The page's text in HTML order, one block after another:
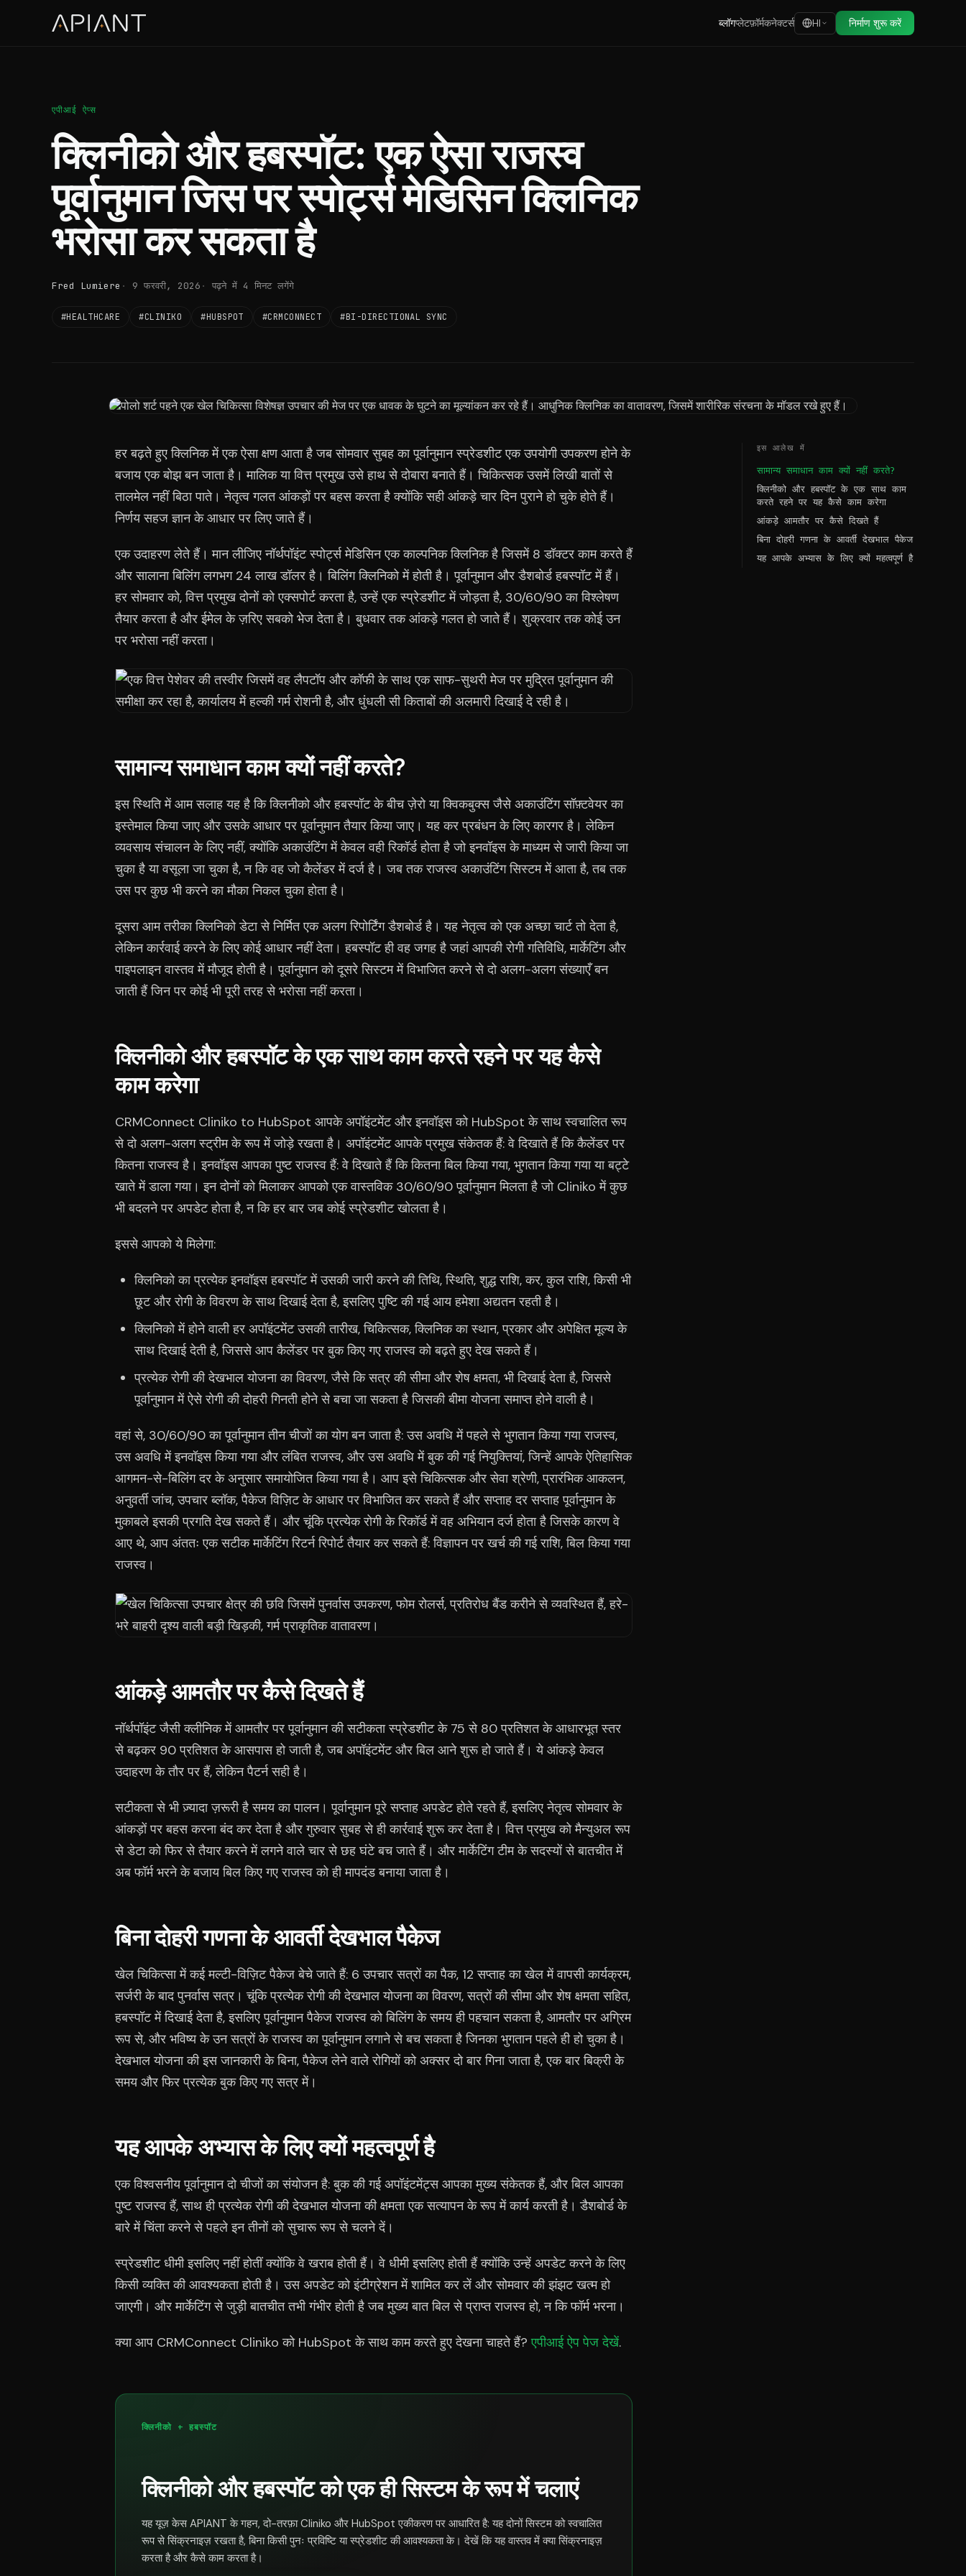
ब्लॉगप्लेटफ़ॉर्मकनेक्टर्स HI निर्माण शुरू करें
एपीआई ऐप्स
क्लिनीको और हबस्पॉट: एक ऐसा राजस्व
पूर्वानुमान जिस पर स्पोर्ट्स मेडिसिन क्लिनिक
भरोसा कर सकता है
Fred Lumiere 9 फरवरी, 2026 पढ़ने में 4 मिनट लगेंगे
#HEALTHCARE #CLINIKO #HUBSPOT #CRMCONNECT #BI-DIRECTIONAL SYNC
हर बढ़ते हुए क्लिनिक में एक ऐसा क्षण आता है जब सोमवार सुबह का पूर्वानुमान स्प्रेडशीट एक उपयोगी उपकरण होने के
बजाय एक बोझ बन जाता है। मालिक या वित्त प्रमुख उसे हाथ से दोबारा बनाते हैं। चिकित्सक उसमें लिखी बातों से
तालमेल नहीं बिठा पाते। नेतृत्व गलत आंकड़ों पर बहस करता है क्योंकि सही आंकड़े चार दिन पुराने हो चुके होते हैं।
निर्णय सहज ज्ञान के आधार पर लिए जाते हैं।
एक उदाहरण लेते हैं। मान लीजिए नॉर्थपॉइंट स्पोर्ट्स मेडिसिन एक काल्पनिक क्लिनिक है जिसमें 8 डॉक्टर काम करते हैं
और सालाना बिलिंग लगभग 24 लाख डॉलर है। बिलिंग क्लिनिको में होती है। पूर्वानुमान और डैशबोर्ड हबस्पॉट में हैं।
हर सोमवार को, वित्त प्रमुख दोनों को एक्सपोर्ट करता है, उन्हें एक स्प्रेडशीट में जोड़ता है, 30/60/90 का विश्लेषण
तैयार करता है और ईमेल के ज़रिए सबको भेज देता है। बुधवार तक आंकड़े गलत हो जाते हैं। शुक्रवार तक कोई उन
पर भरोसा नहीं करता।
सामान्य समाधान काम क्यों नहीं करते?
इस स्थिति में आम सलाह यह है कि क्लिनीको और हबस्पॉट के बीच ज़ेरो या क्विकबुक्स जैसे अकाउंटिंग सॉफ़्टवेयर का
इस्तेमाल किया जाए और उसके आधार पर पूर्वानुमान तैयार किया जाए। यह कर प्रबंधन के लिए कारगर है। लेकिन
व्यवसाय संचालन के लिए नहीं, क्योंकि अकाउंटिंग में केवल वही रिकॉर्ड होता है जो इनवॉइस के माध्यम से जारी किया जा
चुका है या वसूला जा चुका है, न कि वह जो कैलेंडर में दर्ज है। जब तक राजस्व अकाउंटिंग सिस्टम में आता है, तब तक
उस पर कुछ भी करने का मौका निकल चुका होता है।
दूसरा आम तरीका क्लिनिको डेटा से निर्मित एक अलग रिपोर्टिंग डैशबोर्ड है। यह नेतृत्व को एक अच्छा चार्ट तो देता है,
लेकिन कार्रवाई करने के लिए कोई आधार नहीं देता। हबस्पॉट ही वह जगह है जहां आपकी रोगी गतिविधि, मार्केटिंग और
पाइपलाइन वास्तव में मौजूद होती है। पूर्वानुमान को दूसरे सिस्टम में विभाजित करने से दो अलग-अलग संख्याएँ बन
जाती हैं जिन पर कोई भी पूरी तरह से भरोसा नहीं करता।
क्लिनीको और हबस्पॉट के एक साथ काम करते रहने पर यह कैसे
काम करेगा
CRMConnect Cliniko to HubSpot आपके अपॉइंटमेंट और इनवॉइस को HubSpot के साथ स्वचालित रूप
से दो अलग-अलग स्ट्रीम के रूप में जोड़े रखता है। अपॉइंटमेंट आपके प्रमुख संकेतक हैं: वे दिखाते हैं कि कैलेंडर पर
कितना राजस्व है। इनवॉइस आपका पुष्ट राजस्व हैं: वे दिखाते हैं कि कितना बिल किया गया, भुगतान किया गया या बट्टे
खाते में डाला गया। इन दोनों को मिलाकर आपको एक वास्तविक 30/60/90 पूर्वानुमान मिलता है जो Cliniko में कुछ
भी बदलने पर अपडेट होता है, न कि हर बार जब कोई स्प्रेडशीट खोलता है।
इससे आपको ये मिलेगा:
क्लिनिको का प्रत्येक इनवॉइस हबस्पॉट में उसकी जारी करने की तिथि, स्थिति, शुद्ध राशि, कर, कुल राशि, किसी भी
छूट और रोगी के विवरण के साथ दिखाई देता है, इसलिए पुष्टि की गई आय हमेशा अद्यतन रहती है।
क्लिनिको में होने वाली हर अपॉइंटमेंट उसकी तारीख, चिकित्सक, क्लिनिक का स्थान, प्रकार और अपेक्षित मूल्य के
साथ दिखाई देती है, जिससे आप कैलेंडर पर बुक किए गए राजस्व को बढ़ते हुए देख सकते हैं।
प्रत्येक रोगी की देखभाल योजना का विवरण, जैसे कि सत्र की सीमा और शेष क्षमता, भी दिखाई देता है, जिससे
पूर्वानुमान में ऐसे रोगी की दोहरी गिनती होने से बचा जा सकता है जिसकी बीमा योजना समाप्त होने वाली है।
वहां से, 30/60/90 का पूर्वानुमान तीन चीजों का योग बन जाता है: उस अवधि में पहले से भुगतान किया गया राजस्व,
उस अवधि में इनवॉइस किया गया और लंबित राजस्व, और उस अवधि में बुक की गई नियुक्तियां, जिन्हें आपके ऐतिहासिक
आगमन-से-बिलिंग दर के अनुसार समायोजित किया गया है। आप इसे चिकित्सक और सेवा श्रेणी, प्रारंभिक आकलन,
अनुवर्ती जांच, उपचार ब्लॉक, पैकेज विज़िट के आधार पर विभाजित कर सकते हैं और सप्ताह दर सप्ताह पूर्वानुमान के
मुकाबले इसकी प्रगति देख सकते हैं। और चूंकि प्रत्येक रोगी के रिकॉर्ड में वह अभियान दर्ज होता है जिसके कारण वे
आए थे, आप अंततः एक सटीक मार्केटिंग रिटर्न रिपोर्ट तैयार कर सकते हैं: विज्ञापन पर खर्च की गई राशि, बिल किया गया
राजस्व।
आंकड़े आमतौर पर कैसे दिखते हैं
नॉर्थपॉइंट जैसी क्लीनिक में आमतौर पर पूर्वानुमान की सटीकता स्प्रेडशीट के 75 से 80 प्रतिशत के आधारभूत स्तर
से बढ़कर 90 प्रतिशत के आसपास हो जाती है, जब अपॉइंटमेंट और बिल आने शुरू हो जाते हैं। ये आंकड़े केवल
उदाहरण के तौर पर हैं, लेकिन पैटर्न सही है।
सटीकता से भी ज़्यादा ज़रूरी है समय का पालन। पूर्वानुमान पूरे सप्ताह अपडेट होते रहते हैं, इसलिए नेतृत्व सोमवार के
आंकड़ों पर बहस करना बंद कर देता है और गुरुवार सुबह से ही कार्रवाई शुरू कर देता है। वित्त प्रमुख को मैन्युअल रूप
से डेटा को फिर से तैयार करने में लगने वाले चार से छह घंटे बच जाते हैं। और मार्केटिंग टीम के सदस्यों से बातचीत में
अब फॉर्म भरने के बजाय बिल किए गए राजस्व को ही मापदंड बनाया जाता है।
बिना दोहरी गणना के आवर्ती देखभाल पैकेज
खेल चिकित्सा में कई मल्टी-विज़िट पैकेज बेचे जाते हैं: 6 उपचार सत्रों का पैक, 12 सप्ताह का खेल में वापसी कार्यक्रम,
सर्जरी के बाद पुनर्वास सत्र। चूंकि प्रत्येक रोगी की देखभाल योजना का विवरण, सत्रों की सीमा और शेष क्षमता सहित,
हबस्पॉट में दिखाई देता है, इसलिए पूर्वानुमान पैकेज राजस्व को बिलिंग के समय ही पहचान सकता है, आमतौर पर अग्रिम
रूप से, और भविष्य के उन सत्रों के राजस्व का पूर्वानुमान लगाने से बच सकता है जिनका भुगतान पहले ही हो चुका है।
देखभाल योजना की इस जानकारी के बिना, पैकेज लेने वाले रोगियों को अक्सर दो बार गिना जाता है, एक बार बिक्री के
समय और फिर प्रत्येक बुक किए गए सत्र में।
यह आपके अभ्यास के लिए क्यों महत्वपूर्ण है
एक विश्वसनीय पूर्वानुमान दो चीजों का संयोजन है: बुक की गई अपॉइंटमेंट्स आपका मुख्य संकेतक हैं, और बिल आपका
पुष्ट राजस्व हैं, साथ ही प्रत्येक रोगी की देखभाल योजना की क्षमता एक सत्यापन के रूप में कार्य करती है। डैशबोर्ड के
बारे में चिंता करने से पहले इन तीनों को सुचारू रूप से चलने दें।
स्प्रेडशीट धीमी इसलिए नहीं होतीं क्योंकि वे खराब होती हैं। वे धीमी इसलिए होती हैं क्योंकि उन्हें अपडेट करने के लिए
किसी व्यक्ति की आवश्यकता होती है। उस अपडेट को इंटीग्रेशन में शामिल कर लें और सोमवार की झंझट खत्म हो
जाएगी। और मार्केटिंग से जुड़ी बातचीत तभी गंभीर होती है जब मुख्य बात बिल से प्राप्त राजस्व हो, न कि फॉर्म भरना।
क्या आप CRMConnect Cliniko को HubSpot के साथ काम करते हुए देखना चाहते हैं?एपीआई ऐप पेज देखें.
क्लिनीको + हबस्पॉट
क्लिनीको और हबस्पॉट को एक ही सिस्टम के रूप में चलाएं
यह यूज़ केस APIANT के गहन, दो-तरफ़ा Cliniko और HubSpot एकीकरण पर आधारित है: यह दोनों सिस्टम को स्वचालित
रूप से सिंक्रनाइज़ रखता है, बिना किसी पुनः प्रविष्टि या स्प्रेडशीट की आवश्यकता के। देखें कि यह वास्तव में क्या सिंक्रनाइज़
करता है और कैसे काम करता है।
इस आलेख में
सामान्य समाधान काम क्यों नहीं करते?
क्लिनीको और हबस्पॉट के एक साथ काम
करते रहने पर यह कैसे काम करेगा
आंकड़े आमतौर पर कैसे दिखते हैं
बिना दोहरी गणना के आवर्ती देखभाल पैकेज
यह आपके अभ्यास के लिए क्यों महत्वपूर्ण है